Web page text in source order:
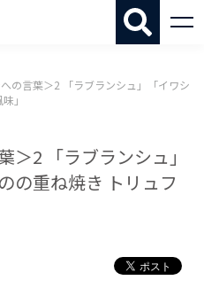
の言葉＞2 「ラブランシュ」「イワシ
」
＞2 「ラブランシュ」
の重ね焼き トリュフ